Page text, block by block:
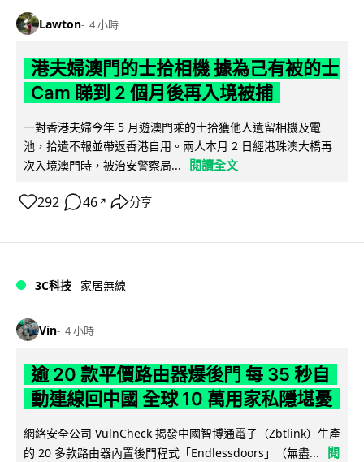
Lawton 4 小時
港夫婦澳門的士拾相機 據為己有被的士
Cam 睇到 2 個月後再入境被捕
一對香港夫婦今年 5 月遊澳門乘的士拾獲他人遺留相機及電
池，拾遺不報並帶返香港自用。兩人本月 2 日經港珠澳大橋再
次入境澳門時，被治安警察局...
閱讀全文
292 46 ↗ 分享
3C科技 家居無線
Vin 4 小時
逾 20 款平價路由器爆後門 每 35 秒自
動連線回中國 全球 10 萬用家私隱堪憂
網絡安全公司 VulnCheck 揭發中國智博通電子（Zbtlink）生產
的 20 多款路由器內置後門程式「Endlessdoors」（無盡...
閱